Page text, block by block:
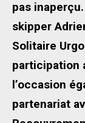
pas
skipper
Solitaire
participation
l’occasion
partenariat